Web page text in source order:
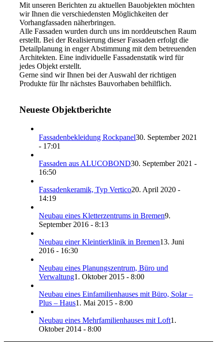
Mit unseren Berichten zu aktuellen Bauobjekten möchten
wir Ihnen die verschiedensten Möglichkeiten der
Vorhangfassaden näherbringen.
Alle Fassaden wurden durch uns im norddeutschen Raum
erstellt. Bei der Realisierung dieser Fassaden erfolgt die
Detailplanung in enger Abstimmung mit dem betreuenden
Architekten. Eine individuelle Fassadenstatik wird für
jedes Objekt erstellt.
Gerne sind wir Ihnen bei der Auswahl der richtigen
Produkte für Ihr nächstes Bauvorhaben behilflich.
Neueste Objektberichte
Fassadenbekleidung Rockpanel30. September 2021
- 17:01
Fassaden aus ALUCOBOND30. September 2021 -
16:50
Fassadenkeramik, Typ Vertico20. April 2020 -
14:19
Neubau eines Kletterzentrums in Bremen9.
September 2016 - 8:13
Neubau einer Kleintierklinik in Bremen13. Juni
2016 - 16:30
Neubau eines Planungszentrum, Büro und
Verwaltung1. Oktober 2015 - 8:00
Neubau eines Einfamilienhauses mit Büro, Solar –
Plus – Haus1. Mai 2015 - 8:00
Neubau eines Mehrfamilienhauses mit Loft1.
Oktober 2014 - 8:00